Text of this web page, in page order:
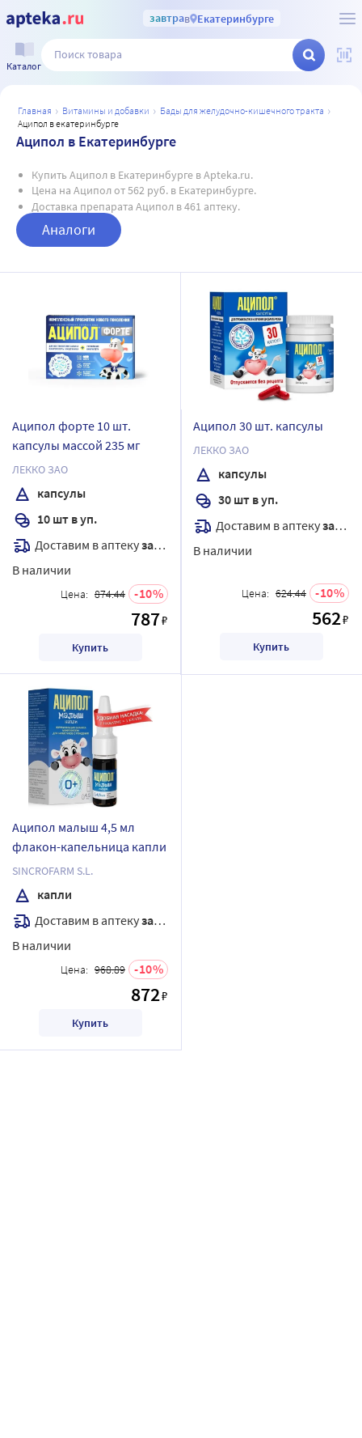
завтрав Екатеринбурге
Каталог
главная витамины и добавки
бады для желудочно-кишечного тракта
аципол в екатеринбурге
Аципол в Екатеринбурге
Купить Аципол в Екатеринбурге в Apteka.ru.
Цена на Аципол от 562 руб. в Екатеринбурге.
Доставка препарата Аципол в 461 аптеку.
Аналоги
Аципол форте 10 шт.
капсулы массой 235 мг
ЛЕККО ЗАО
капсулы
10 шт в уп.
Доставим в аптекузавтра
В наличии
Цена: 874.44 10
787₽
Купить
Аципол 30 шт. капсулы
ЛЕККО ЗАО
капсулы
30 шт в уп.
Доставим в аптекузавтра
В наличии
Цена: 624.44 10
562₽
Купить
Аципол малыш 4,5 мл
флакон-капельница капли
SINCROFARM S.L.
капли
Доставим в аптекузавтра
В наличии
Цена: 968.89 10
872₽
Купить